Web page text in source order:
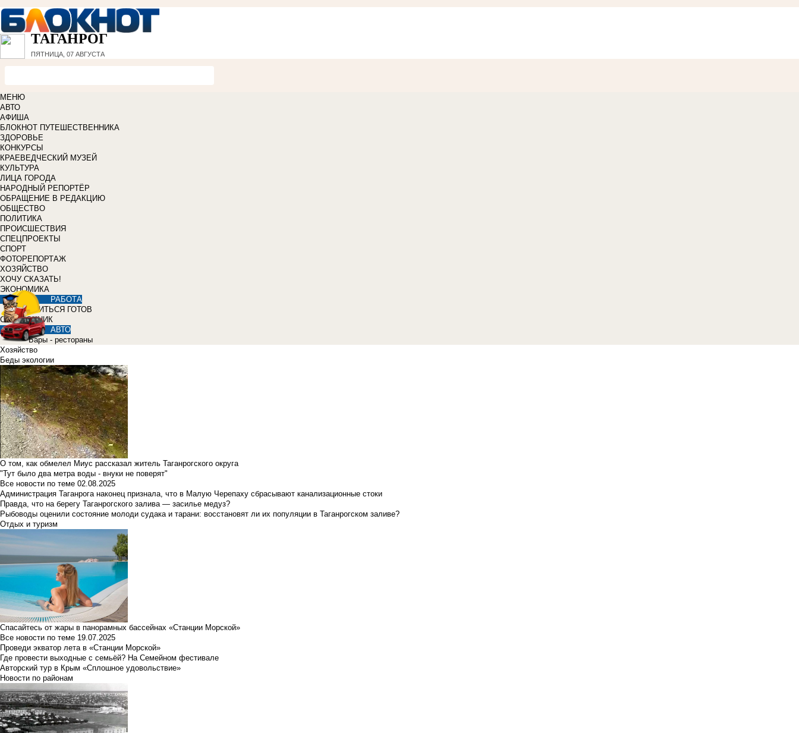
ТАГАНРОГ
ПЯТНИЦА, 07 АВГУСТА
МЕНЮ
АВТО
АФИША
БЛОКНОТ ПУТЕШЕСТВЕННИКА
ЗДОРОВЬЕ
КОНКУРСЫ
КРАЕВЕДЧЕСКИЙ МУЗЕЙ
КУЛЬТУРА
ЛИЦА ГОРОДА
НАРОДНЫЙ РЕПОРТЁР
ОБРАЩЕНИЕ В РЕДАКЦИЮ
ОБЩЕСТВО
ПОЛИТИКА
ПРОИСШЕСТВИЯ
СПЕЦПРОЕКТЫ
СПОРТ
ФОТОРЕПОРТАЖ
ХОЗЯЙСТВО
ХОЧУ СКАЗАТЬ!
ЭКОНОМИКА
РАБОТА
УЧИТЬСЯ ГОТОВ
СПРАВОЧНИК
АВТО
Бары - рестораны
Хозяйство
Беды экологии
О том, как обмелел Миус рассказал житель Таганрогского округа
"Тут было два метра воды - внуки не поверят"
Все новости по теме 02.08.2025
Администрация Таганрога наконец признала, что в Малую Черепаху сбрасывают канализационные стоки
Правда, что на берегу Таганрогского залива — засилье медуз?
Рыбоводы оценили состояние молоди судака и тарани: восстановят ли их популяции в Таганрогском заливе?
Отдых и туризм
Спасайтесь от жары в панорамных бассейнах «Станции Морской»
Все новости по теме 19.07.2025
Проведи экватор лета в «Станции Морской»
Где провести выходные с семьёй? На Семейном фестивале
Авторский тур в Крым «Сплошное удовольствие»
Новости по районам